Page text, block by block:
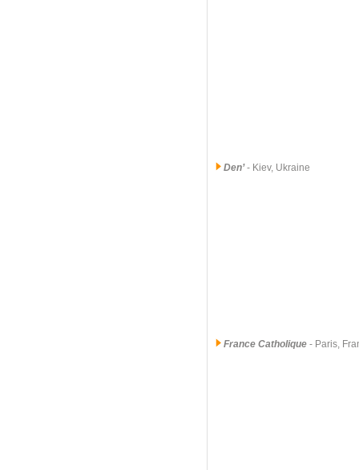
Den’- Kiev, Ukraine
France Catholique - Paris,